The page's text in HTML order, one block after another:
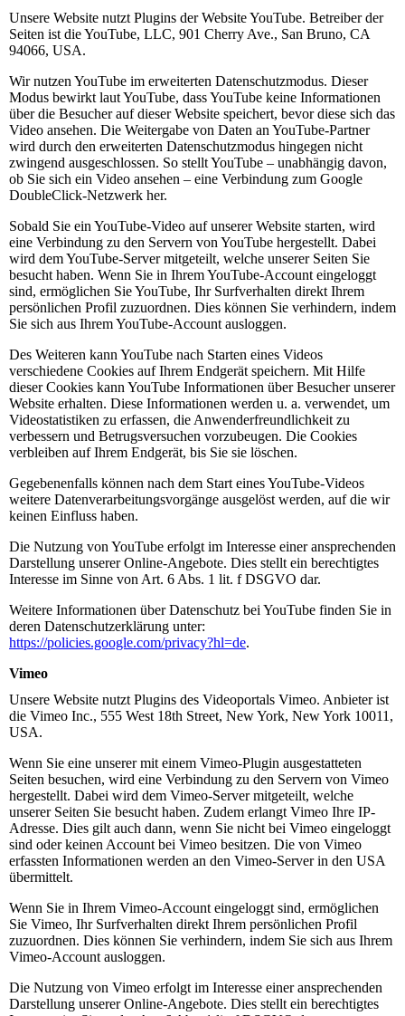
Unsere Website nutzt Plugins der Website YouTube. Betreiber der
Seiten ist die YouTube, LLC, 901 Cherry Ave., San Bruno, CA
94066, USA.
Wir nutzen YouTube im erweiterten Datenschutzmodus. Dieser
Modus bewirkt laut YouTube, dass YouTube keine Informationen
über die Besucher auf dieser Website speichert, bevor diese sich das
Video ansehen. Die Weitergabe von Daten an YouTube-Partner
wird durch den erweiterten Datenschutzmodus hingegen nicht
zwingend ausgeschlossen. So stellt YouTube – unabhängig davon,
ob Sie sich ein Video ansehen – eine Verbindung zum Google
DoubleClick-Netzwerk her.
Sobald Sie ein YouTube-Video auf unserer Website starten, wird
eine Verbindung zu den Servern von YouTube hergestellt. Dabei
wird dem YouTube-Server mitgeteilt, welche unserer Seiten Sie
besucht haben. Wenn Sie in Ihrem YouTube-Account eingeloggt
sind, ermöglichen Sie YouTube, Ihr Surfverhalten direkt Ihrem
persönlichen Profil zuzuordnen. Dies können Sie verhindern, indem
Sie sich aus Ihrem YouTube-Account ausloggen.
Des Weiteren kann YouTube nach Starten eines Videos
verschiedene Cookies auf Ihrem Endgerät speichern. Mit Hilfe
dieser Cookies kann YouTube Informationen über Besucher unserer
Website erhalten. Diese Informationen werden u. a. verwendet, um
Videostatistiken zu erfassen, die Anwenderfreundlichkeit zu
verbessern und Betrugsversuchen vorzubeugen. Die Cookies
verbleiben auf Ihrem Endgerät, bis Sie sie löschen.
Gegebenenfalls können nach dem Start eines YouTube-Videos
weitere Datenverarbeitungsvorgänge ausgelöst werden, auf die wir
keinen Einfluss haben.
Die Nutzung von YouTube erfolgt im Interesse einer ansprechenden
Darstellung unserer Online-Angebote. Dies stellt ein berechtigtes
Interesse im Sinne von Art. 6 Abs. 1 lit. f DSGVO dar.
Weitere Informationen über Datenschutz bei YouTube finden Sie in
deren Datenschutzerklärung unter:
https://policies.google.com/privacy?hl=de.
Vimeo
Unsere Website nutzt Plugins des Videoportals Vimeo. Anbieter ist
die Vimeo Inc., 555 West 18th Street, New York, New York 10011,
USA.
Wenn Sie eine unserer mit einem Vimeo-Plugin ausgestatteten
Seiten besuchen, wird eine Verbindung zu den Servern von Vimeo
hergestellt. Dabei wird dem Vimeo-Server mitgeteilt, welche
unserer Seiten Sie besucht haben. Zudem erlangt Vimeo Ihre IP-
Adresse. Dies gilt auch dann, wenn Sie nicht bei Vimeo eingeloggt
sind oder keinen Account bei Vimeo besitzen. Die von Vimeo
erfassten Informationen werden an den Vimeo-Server in den USA
übermittelt.
Wenn Sie in Ihrem Vimeo-Account eingeloggt sind, ermöglichen
Sie Vimeo, Ihr Surfverhalten direkt Ihrem persönlichen Profil
zuzuordnen. Dies können Sie verhindern, indem Sie sich aus Ihrem
Vimeo-Account ausloggen.
Die Nutzung von Vimeo erfolgt im Interesse einer ansprechenden
Darstellung unserer Online-Angebote. Dies stellt ein berechtigtes